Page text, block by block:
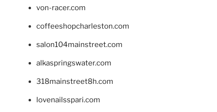
von-racer.com
coffeeshopcharleston.com
salon104mainstreet.com
alkaspringswater.com
318mainstreet8h.com
lovenailsspari.com